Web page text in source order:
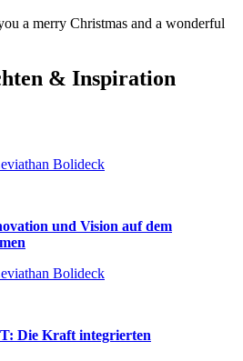
a merry Christmas and a wonderful
& Inspiration
und Vision auf dem
Die Kraft integrierten